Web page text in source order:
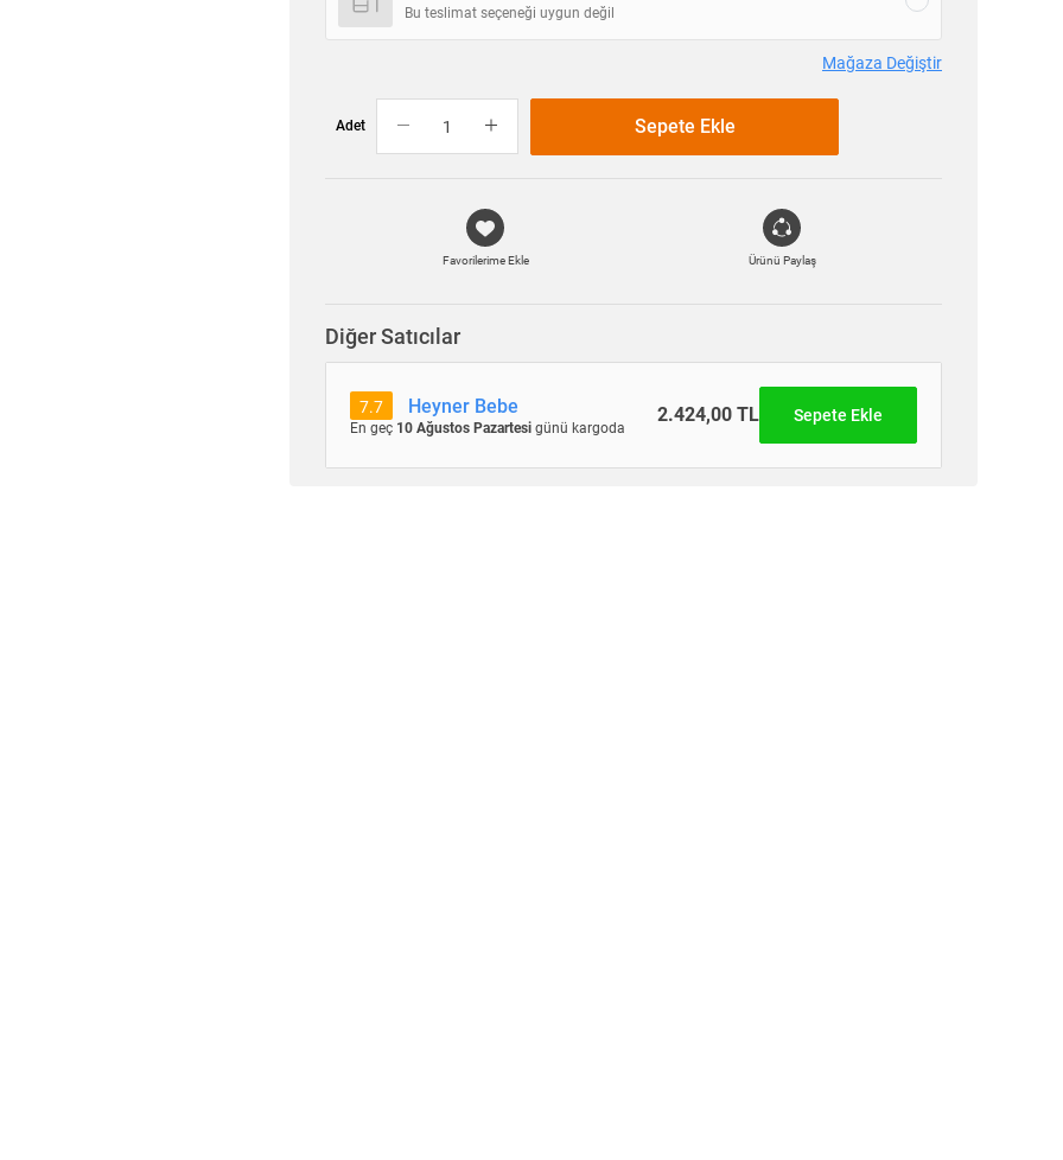
Bu teslimat seçeneği uygun değil
Mağaza Değiştir
Adet Sepete Ekle
Favorilerime Ekle Ürünü Paylaş
Diğer Satıcılar
7.7 Heyner Bebe
En geç 10 Ağustos Pazartesi günü kargoda
2.424,00 TL Sepete Ekle